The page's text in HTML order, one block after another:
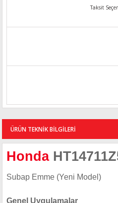
Taksit
ÜRÜN TEKNİK BİLGİLERİ
Honda
Subap Emme (Yeni Model)
Genel Uygulamalar